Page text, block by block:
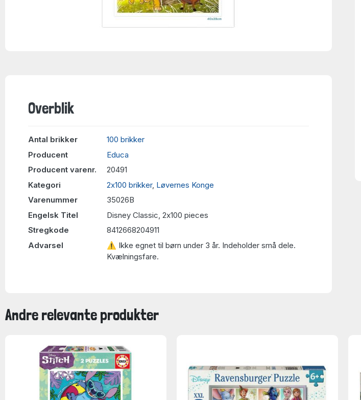
Overblik
Antal brikker
100 brikker
Producent
Educa
Producent varenr.
20491
Kategori
2x100 brikker, Løvernes Konge
Varenummer
35026B
Engelsk Titel
Disney Classic, 2x100 pieces
Stregkode
8412668204911
Advarsel
⚠ Ikke egnet til børn under 3 år. Indeholder små dele.
Kvælningsfare.
Andre relevante produkter